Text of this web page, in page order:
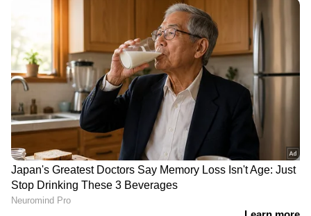
തൃശ്ശൂരിൽ ലോറിയിടിച്ച്
യുവാവ് മരിച്ച സംഭവം:
കൊലപാതകമെന്ന്
കുടുംബത്തിന്റെ
ആരോപണം
'ക്ഷേമപെൻഷൻ വിതരണം
അട്ടിമറിക്കാൻ നീക്കം,
പദ്ധതി
അവസാനിപ്പിക്കാനുള്ള
യുഡിഎഫ് അജണ്ടയുടെ
ആദ്യപടി': വിമര്‍ശിച്ച്
പിണറായി വിജയൻ